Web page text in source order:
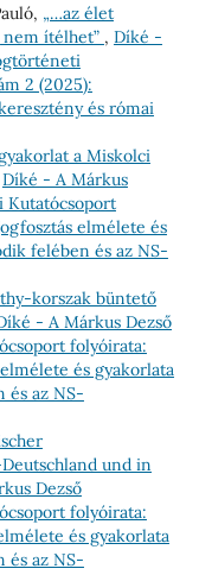
„…az élet
ítélhet” , Díké -
2 (2025):
és római
a Miskolci
Díké - A Márkus
Kutatócsoport
elmélete és
felében és az NS-
korszak büntető
- A Márkus Dezső
folyóirata:
és gyakorlata
és az NS-
und in
Dezső
folyóirata:
és gyakorlata
és az NS-